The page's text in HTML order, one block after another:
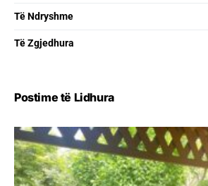
Të Ndryshme
Të Zgjedhura
Postime të Lidhura